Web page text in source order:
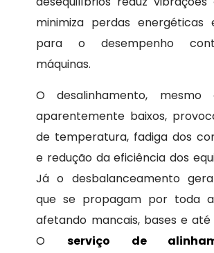
minimiza perdas energéticas
para o desempenho
máquinas.
O desalinhamento, mesmo
aparentemente baixos,
de temperatura, fadiga dos
e redução da eficiência dos
Já o desbalanceamento
que se propagam por toda
afetando mancais, bases e até
O serviço de